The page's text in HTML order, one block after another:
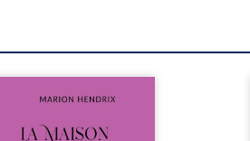
sommes en 1979, soit 15
Anatole-Eustache.